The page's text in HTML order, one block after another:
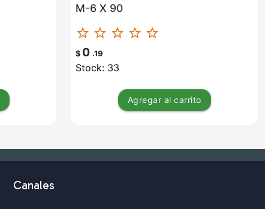
M-6 X 90
star_border star_border star_border star_border star_border
$ 0 .19
Stock: 33
Agregar al carrito
Canales